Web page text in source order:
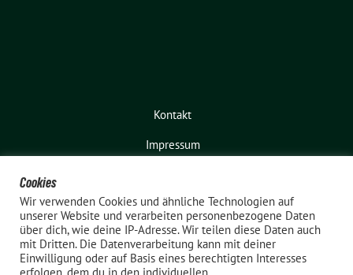
Kontakt
Impressum
Cookies
Wir verwenden Cookies und ähnliche Technologien auf
unserer Website und verarbeiten personenbezogene Daten
über dich, wie deine IP-Adresse. Wir teilen diese Daten auch
mit Dritten. Die Datenverarbeitung kann mit deiner
Einwilligung oder auf Basis eines berechtigten Interesses